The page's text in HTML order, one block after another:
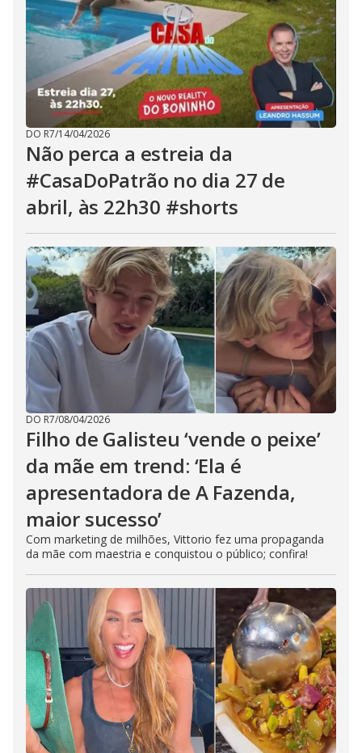
DO R7/14/04/2026
Não perca a estreia da
#CasaDoPatrão no dia 27 de
abril, às 22h30 #shorts
DO R7/08/04/2026
Filho de Galisteu ‘vende o peixe’
da mãe em trend: ‘Ela é
apresentadora de A Fazenda,
maior sucesso’
Com marketing de milhões, Vittorio fez uma propaganda
da mãe com maestria e conquistou o público; confira!